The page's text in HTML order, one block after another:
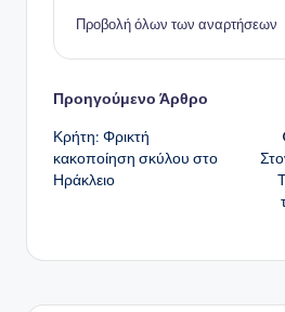
Προβολή όλων των αναρτήσεων
Πλοήγηση
δημοσιεύσεων
Προηγούμενο Άρθρο
Κρήτη: Φρικτή
κακοποίηση σκύλου στο
Ηράκλειο